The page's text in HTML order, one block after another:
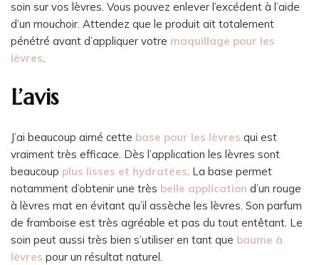
soin sur vos lèvres. Vous pouvez enlever l’excédent à l’aide
d’un mouchoir. Attendez que le produit ait totalement
pénétré avant d’appliquer votre maquillage pour les
lèvres.
L’avis
J’ai beaucoup aimé cette base pour les lèvres qui est
vraiment très efficace. Dès l’application les lèvres sont
beaucoup plus lisses et hydratées. La base permet
notamment d’obtenir une très belle application d’un rouge
à lèvres mat en évitant qu’il assèche les lèvres. Son parfum
de framboise est très agréable et pas du tout entêtant. Le
soin peut aussi très bien s’utiliser en tant que baume à
lèvres pour un résultat naturel.